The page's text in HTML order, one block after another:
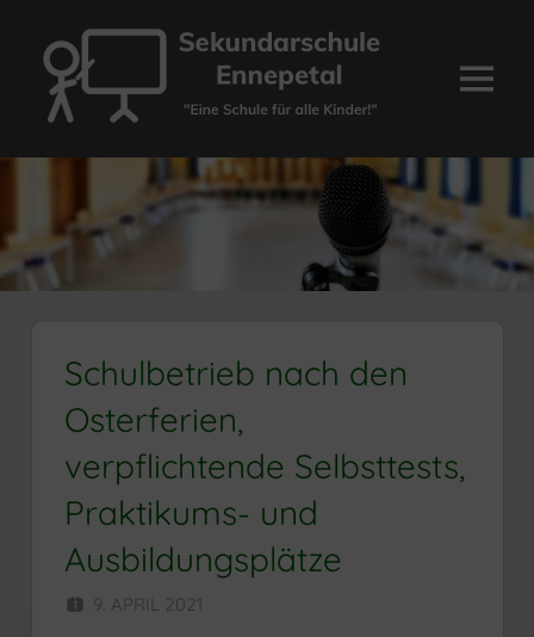
Inhalt
springen
Sekundarschule
Ennepetal
Menü
Schulbetrieb nach den
Osterferien,
verpflichtende Selbsttests,
Praktikums- und
Ausbildungsplätze
9. APRIL 2021